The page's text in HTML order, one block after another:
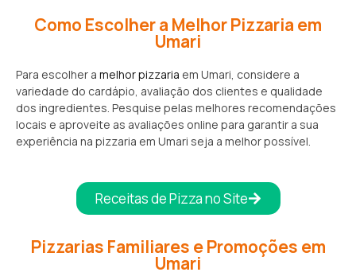
Como Escolher a Melhor Pizzaria em
Umari
Para escolher a melhor pizzaria em Umari, considere a
variedade do cardápio, avaliação dos clientes e qualidade
dos ingredientes. Pesquise pelas melhores recomendações
locais e aproveite as avaliações online para garantir a sua
experiência na pizzaria em Umari seja a melhor possível.
Receitas de Pizza no Site
Pizzarias Familiares e Promoções em
Umari